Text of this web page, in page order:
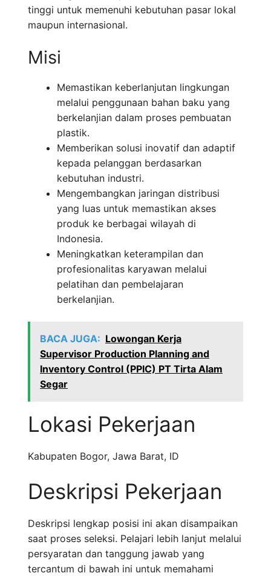
tinggi untuk memenuhi kebutuhan pasar lokal
maupun internasional.
Misi
Memastikan keberlanjutan lingkungan
melalui penggunaan bahan baku yang
berkelanjian dalam proses pembuatan
plastik.
Memberikan solusi inovatif dan adaptif
kepada pelanggan berdasarkan
kebutuhan industri.
Mengembangkan jaringan distribusi
yang luas untuk memastikan akses
produk ke berbagai wilayah di
Indonesia.
Meningkatkan keterampilan dan
profesionalitas karyawan melalui
pelatihan dan pembelajaran
berkelanjian.
BACA JUGA: Lowongan Kerja
Supervisor Production Planning and
Inventory Control (PPIC) PT Tirta Alam
Segar
Lokasi Pekerjaan
Kabupaten Bogor, Jawa Barat, ID
Deskripsi Pekerjaan
Deskripsi lengkap posisi ini akan disampaikan
saat proses seleksi. Pelajari lebih lanjut melalui
persyaratan dan tanggung jawab yang
tercantum di bawah ini untuk memahami